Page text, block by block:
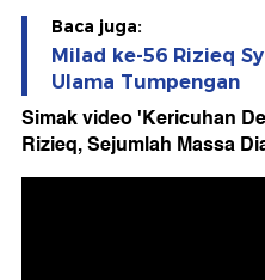
Baca juga:
Milad ke-56 Rizieq
Ulama Tumpengan
Simak video 'Kericuhan
Rizieq, Sejumlah Massa